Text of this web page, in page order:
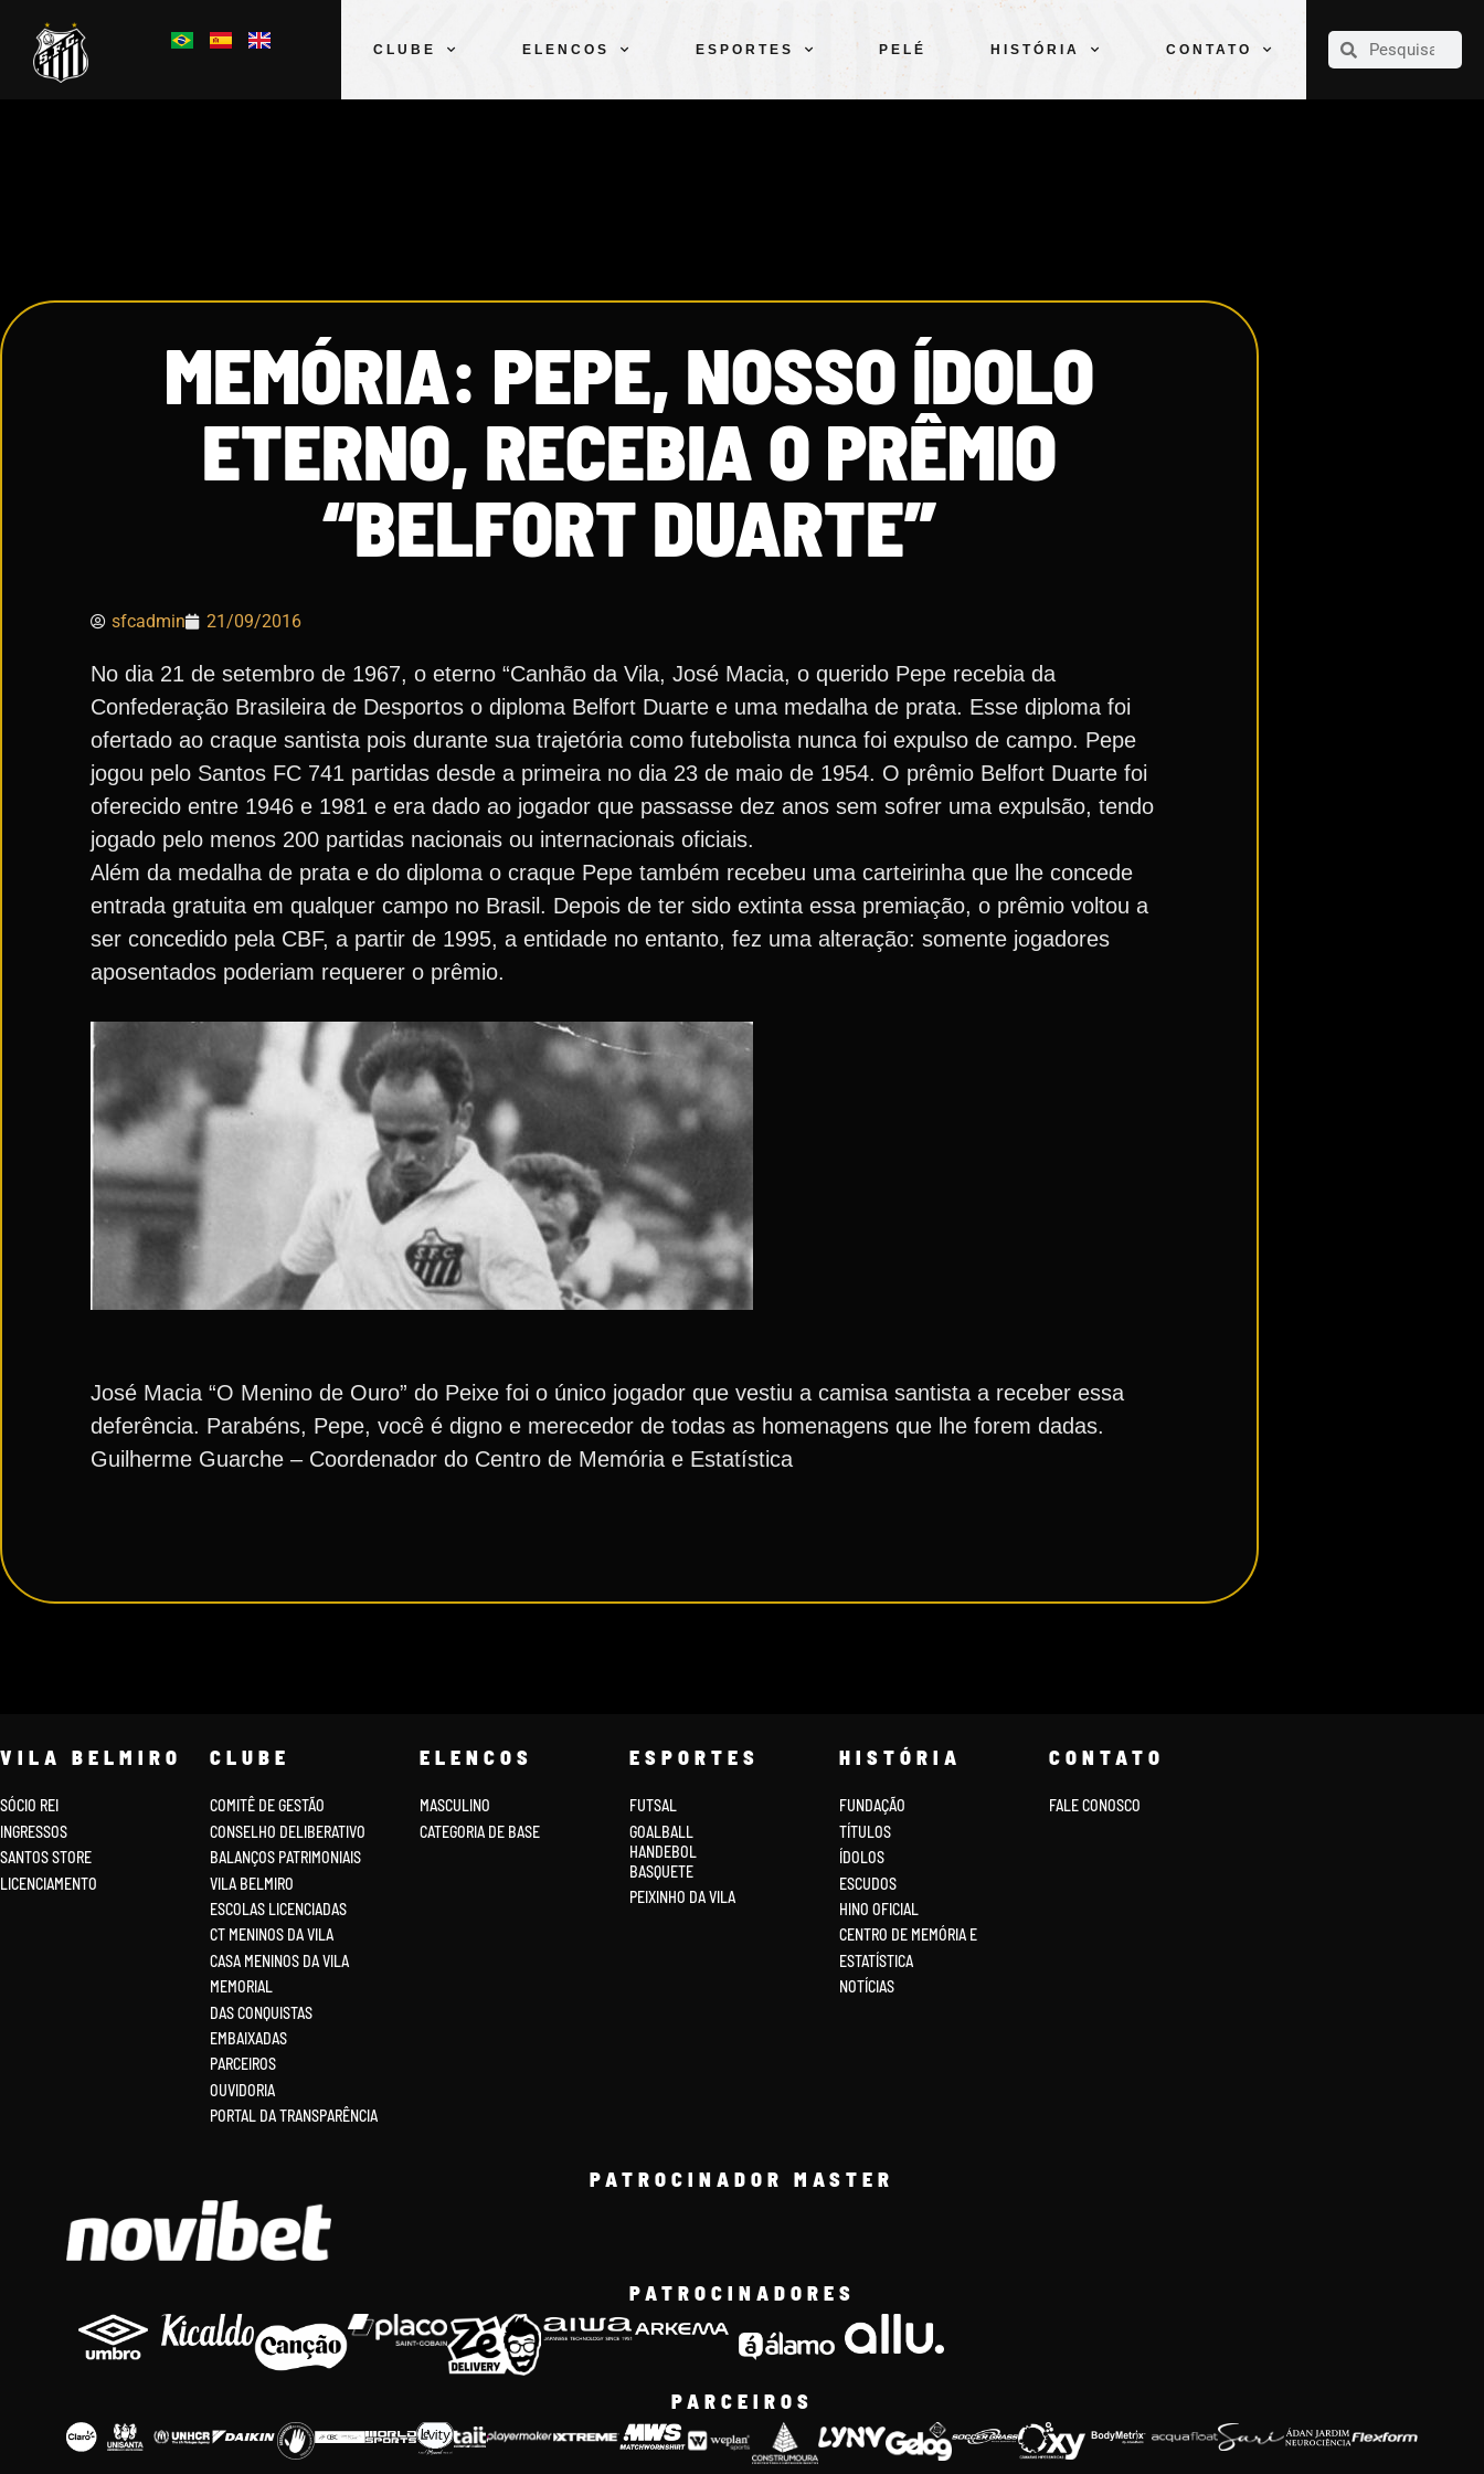
CLUBE ELENCOS ESPORTES PELÉ HISTÓRIA CONTATO
CLUBE
MEMÓRIA: PEPE, NOSSO ÍDOLO
ETERNO, RECEBIA O PRÊMIO
“BELFORT DUARTE”
sfcadmin 21/09/2016
No dia 21 de setembro de 1967, o eterno “Canhão da Vila, José Macia, o querido Pepe recebia da
Confederação Brasileira de Desportos o diploma Belfort Duarte e uma medalha de prata. Esse diploma foi
ofertado ao craque santista pois durante sua trajetória como futebolista nunca foi expulso de campo. Pepe
jogou pelo Santos FC 741 partidas desde a primeira no dia 23 de maio de 1954. O prêmio Belfort Duarte foi
oferecido entre 1946 e 1981 e era dado ao jogador que passasse dez anos sem sofrer uma expulsão, tendo
jogado pelo menos 200 partidas nacionais ou internacionais oficiais.
Além da medalha de prata e do diploma o craque Pepe também recebeu uma carteirinha que lhe concede
entrada gratuita em qualquer campo no Brasil. Depois de ter sido extinta essa premiação, o prêmio voltou a
ser concedido pela CBF, a partir de 1995, a entidade no entanto, fez uma alteração: somente jogadores
aposentados poderiam requerer o prêmio.
José Macia “O Menino de Ouro” do Peixe foi o único jogador que vestiu a camisa santista a receber essa
deferência. Parabéns, Pepe, você é digno e merecedor de todas as homenagens que lhe forem dadas.
Guilherme Guarche – Coordenador do Centro de Memória e Estatística
VILA BELMIRO
SÓCIO REI
INGRESSOS
SANTOS STORE
LICENCIAMENTO
CLUBE
COMITÊ DE GESTÃO
CONSELHO DELIBERATIVO
BALANÇOS PATRIMONIAIS
VILA BELMIRO
ESCOLAS LICENCIADAS
CT MENINOS DA VILA
CASA MENINOS DA VILA
MEMORIAL
DAS CONQUISTAS
EMBAIXADAS
PARCEIROS
OUVIDORIA
PORTAL DA TRANSPARÊNCIA
ELENCOS
MASCULINO
CATEGORIA DE BASE
ESPORTES
FUTSAL
GOALBALL
HANDEBOL
BASQUETE
PEIXINHO DA VILA
HISTÓRIA
FUNDAÇÃO
TÍTULOS
ÍDOLOS
ESCUDOS
HINO OFICIAL
CENTRO DE MEMÓRIA E
ESTATÍSTICA
NOTÍCIAS
CONTATO
FALE CONOSCO
PATROCINADOR MASTER
PATROCINADORES
PARCEIROS